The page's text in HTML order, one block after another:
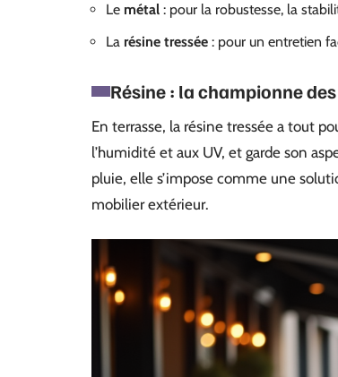
Le métal : pour la robustesse, la
La résine tressée : pour un entretien
Résine : la championne
En terrasse, la résine tressée a tout
l’humidité et aux UV, et garde son
pluie, elle s’impose comme une
mobilier extérieur.